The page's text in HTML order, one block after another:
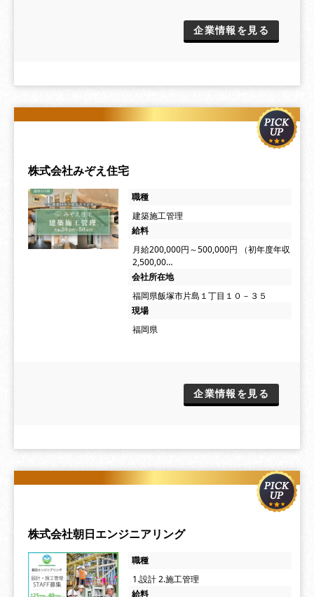
企業情報を見る
株式会社みぞえ住宅
職種
建築施工管理
給料
月給200,000円～500,000円 （初年度年収
2,500,00…
会社所在地
福岡県飯塚市片島１丁目１０－３５
現場
福岡県
企業情報を見る
株式会社朝日エンジニアリング
職種
1.設計 2.施工管理
給料